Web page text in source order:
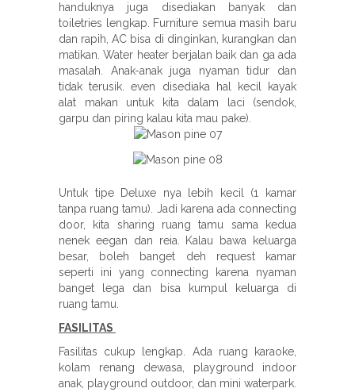
handuknya juga disediakan banyak dan
toiletries lengkap. Furniture semua masih baru
dan rapih, AC bisa di dinginkan, kurangkan dan
matikan. Water heater berjalan baik dan ga ada
masalah. Anak-anak juga nyaman tidur dan
tidak terusik. even disediaka hal kecil kayak
alat makan untuk kita dalam laci (sendok,
garpu dan piring kalau kita mau pake).
Untuk tipe Deluxe nya lebih kecil (1 kamar
tanpa ruang tamu). Jadi karena ada connecting
door, kita sharing ruang tamu sama kedua
nenek eegan dan reia. Kalau bawa keluarga
besar, boleh banget deh request kamar
seperti ini yang connecting karena nyaman
banget lega dan bisa kumpul keluarga di
ruang tamu.
FASILITAS
Fasilitas cukup lengkap. Ada ruang karaoke,
kolam renang dewasa, playground indoor
anak, playground outdoor, dan mini waterpark.